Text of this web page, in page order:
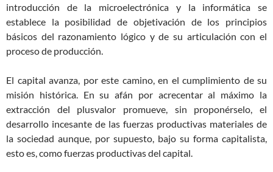
introducción de la microelectrónica y la informática se
establece la posibilidad de objetivación de los principios
básicos del razonamiento lógico y de su articulación con el
proceso de producción.
El capital avanza, por este camino, en el cumplimiento de su
misión histórica. En su afán por acrecentar al máximo la
extracción del plusvalor promueve, sin proponérselo, el
desarrollo incesante de las fuerzas productivas materiales de
la sociedad aunque, por supuesto, bajo su forma capitalista,
esto es, como fuerzas productivas del capital.